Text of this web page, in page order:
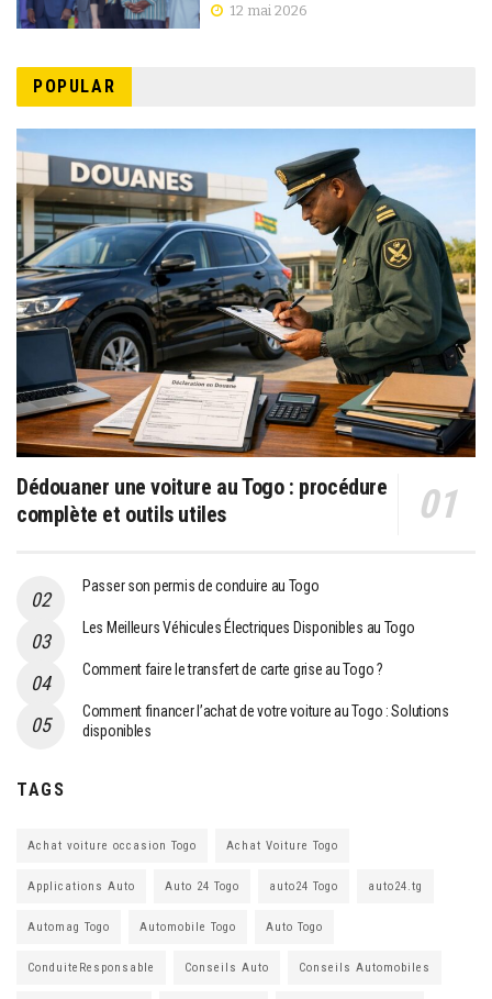
12 mai 2026
POPULAR
Dédouaner une voiture au Togo : procédure
complète et outils utiles
Passer son permis de conduire au Togo
Les Meilleurs Véhicules Électriques Disponibles au Togo
Comment faire le transfert de carte grise au Togo ?
Comment financer l’achat de votre voiture au Togo : Solutions
disponibles
TAGS
Achat voiture occasion Togo Achat Voiture Togo
Applications Auto Auto 24 Togo auto24 Togo auto24.tg
Automag Togo Automobile Togo Auto Togo
ConduiteResponsable Conseils Auto Conseils Automobiles